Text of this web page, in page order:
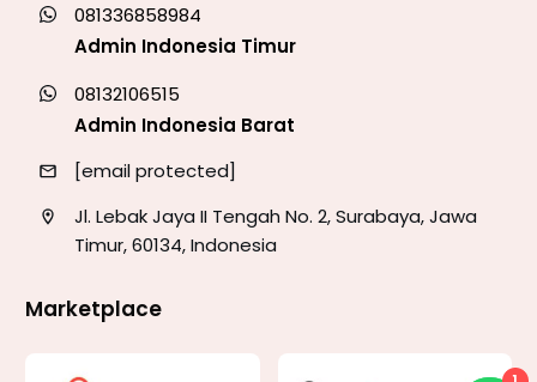
081336858984
Admin Indonesia Timur
08132106515
Admin Indonesia Barat
[email protected]
Jl. Lebak Jaya II Tengah No. 2, Surabaya, Jawa
Timur, 60134, Indonesia
Marketplace